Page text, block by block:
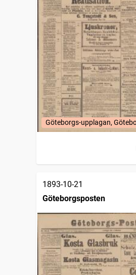
Göteborgs-upplagan,
1893-10-21
Göteborgsposten